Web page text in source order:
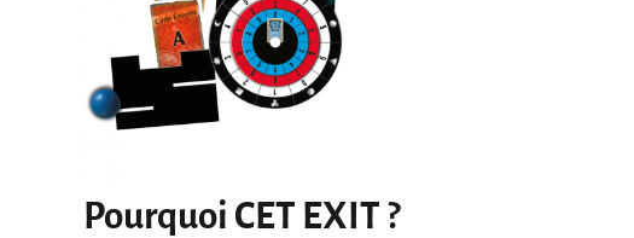
Pourquoi CET EXIT ?